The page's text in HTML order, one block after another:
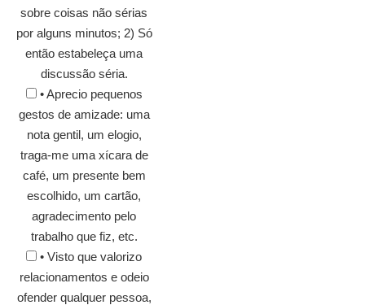
sobre coisas não sérias
por alguns minutos; 2) Só
então estabeleça uma
discussão séria.
• Aprecio pequenos
gestos de amizade: uma
nota gentil, um elogio,
traga-me uma xícara de
café, um presente bem
escolhido, um cartão,
agradecimento pelo
trabalho que fiz, etc.
• Visto que valorizo
relacionamentos e odeio
ofender qualquer pessoa,